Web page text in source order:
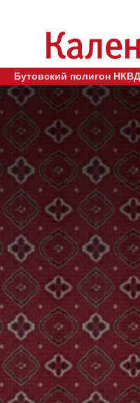
Бутовский полигон НКВД